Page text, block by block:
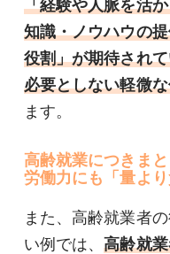
「経験や人脈を活
知識・ノウハウの
役割」が期待され
必要としない軽微
ます。
高齢就業につきま
労働力にも「量よ
また、高齢就業者
い例では、高齢就